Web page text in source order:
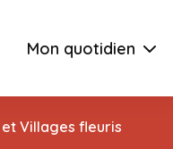
Mon quotidien
Villages fleuris